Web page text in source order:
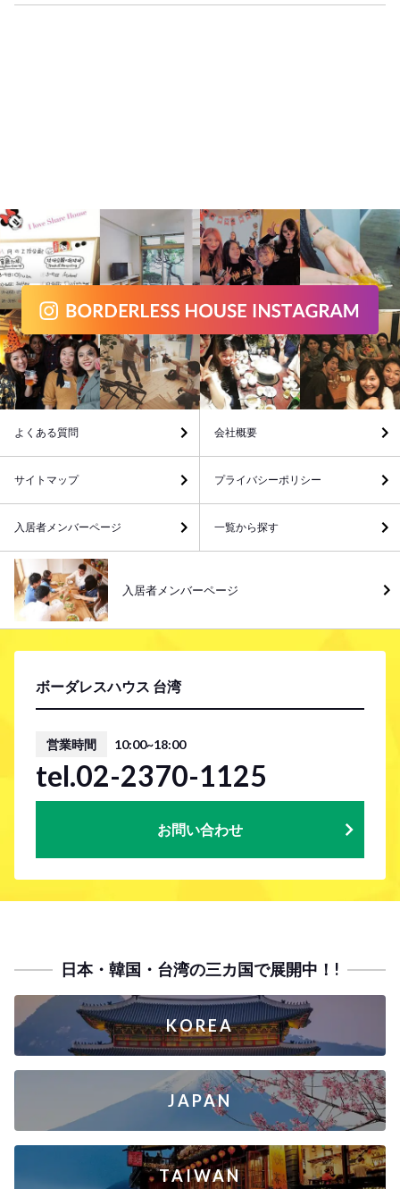
ボーダレスハウス 台湾
営業時間 10:00~18:00
tel.02-2370-1125
お問い合わせ
よくある質問 会社概要
サイトマップ プライバシーポリシー
入居者メンバーページ 一覧から探す
入居者メンバーページ
日本・韓国・台湾の三カ国で展開中！!
KOREA
JAPAN
TAIWAN